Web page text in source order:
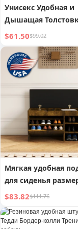
Унисекс Удобная и
Дышащая
Капюшоном
$61.50$99.02
Мягкая удобная
для сиденья
31,49 дюйма,
обувная полка с
$83.82$111.76